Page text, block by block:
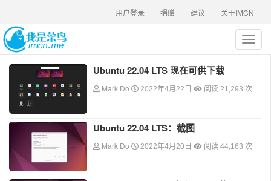
关于IMCN
建议
捐赠
用户登录
T
o
l
i
Ubuntu 22.04 LTS 现在可供下载
Mark Do 2022年4月22日 阅读 21,293 次
Ubuntu 22.04 LTS：截图
Mark Do 2022年4月20日 阅读 44,163 次